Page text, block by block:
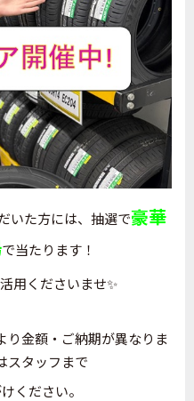
いた方には、抽選で豪華
で当たります！
用くださいませ✨
り金額・ご納期が異なりま
スタッフまで
ください。